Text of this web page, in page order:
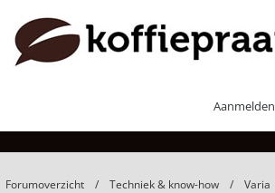
Aanmelden
Forumoverzicht Techniek & know-how Varia